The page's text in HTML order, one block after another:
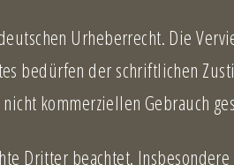
Urheberrecht. Die
bedürfen der schriftlichen
kommerziellen Gebrauch
Dritter beachtet.